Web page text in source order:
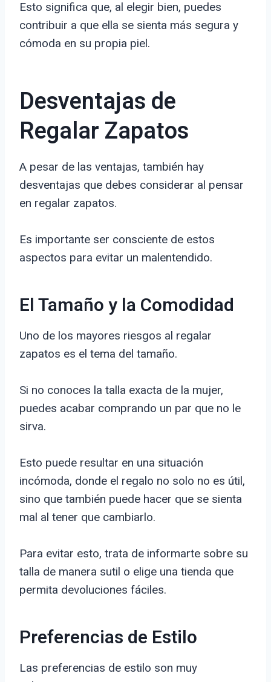
Esto significa que, al elegir bien, puedes
contribuir a que ella se sienta más segura y
cómoda en su propia piel.
Desventajas de
Regalar Zapatos
A pesar de las ventajas, también hay
desventajas que debes considerar al pensar
en regalar zapatos.
Es importante ser consciente de estos
aspectos para evitar un malentendido.
El Tamaño y la Comodidad
Uno de los mayores riesgos al regalar
zapatos es el tema del tamaño.
Si no conoces la talla exacta de la mujer,
puedes acabar comprando un par que no le
sirva.
Esto puede resultar en una situación
incómoda, donde el regalo no solo no es útil,
sino que también puede hacer que se sienta
mal al tener que cambiarlo.
Para evitar esto, trata de informarte sobre su
talla de manera sutil o elige una tienda que
permita devoluciones fáciles.
Preferencias de Estilo
Las preferencias de estilo son muy